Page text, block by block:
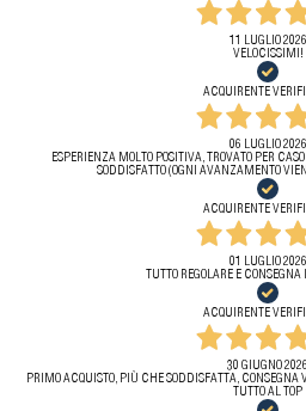
11 LUGLIO 2026
VELOCISSIMI!
ACQUIRENTE
06 LUGLIO 2026
ESPERIENZA MOLTO POSITIVA, TROVATO PER
SODDISFATTO (OGNI AVANZAMENTO
ACQUIRENTE
01 LUGLIO 2026
TUTTO REGOLARE E
ACQUIRENTE
30 GIUGNO 2026
PRIMO ACQUISTO, PIÙ CHE SODDISFATTA,
TUTTO AL TOP